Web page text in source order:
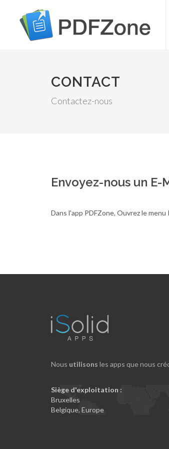
CONTACT
Contactez-nous
Envoyez-nous un E-
Dans l'app PDFZone, Ouvrez le
Nous utilisons les apps que nous
Siège d'exploitation :
Bruxelles
Belgique, Europe